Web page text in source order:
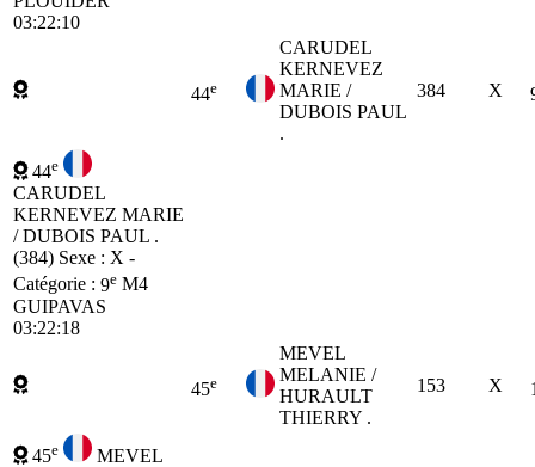
03:22:10
44e
CARUDEL
KERNEVEZ
MARIE /
DUBOIS PAUL
.
384 X
44e
CARUDEL
KERNEVEZ MARIE
/ DUBOIS PAUL .
(384) Sexe : X -
Catégorie : 9e M4
GUIPAVAS
03:22:18
45e
MEVEL
MELANIE /
HURAULT
THIERRY .
153 X
45e
MEVEL